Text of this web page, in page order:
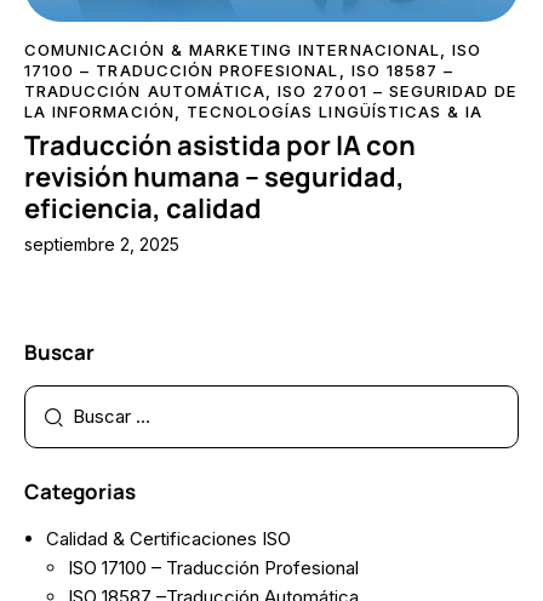
COMUNICACIÓN & MARKETING INTERNACIONAL ,ISO
17100 – TRADUCCIÓN PROFESIONAL
ISO 18587 –
TRADUCCIÓN AUTOMÁTICA ,ISO 27001 – SEGURIDAD DE
LA INFORMACIÓN
TECNOLOGÍAS LINGÜÍSTICAS & IA
Traducción asistida por IA con
revisión humana – seguridad,
eficiencia, calidad
septiembre 2, 2025
Buscar
Categorias
Calidad & Certificaciones ISO
ISO 17100 – Traducción Profesional